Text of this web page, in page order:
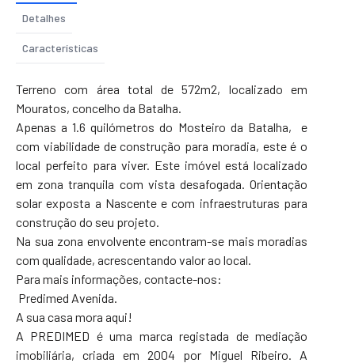
Detalhes
Características
Terreno com área total de 572m2, localizado em
Mouratos, concelho da Batalha.
Apenas a 1.6 quilómetros do Mosteiro da Batalha, e
com viabilidade de construção para moradia, este é o
local perfeito para viver. Este imóvel está localizado
em zona tranquila com vista desafogada. Orientação
solar exposta a Nascente e com infraestruturas para
construção do seu projeto.
Na sua zona envolvente encontram-se mais moradias
com qualidade, acrescentando valor ao local.
Para mais informações, contacte-nos:
Predimed Avenida.
A sua casa mora aqui!
A PREDIMED é uma marca registada de mediação
imobiliária, criada em 2004 por Miguel Ribeiro. A